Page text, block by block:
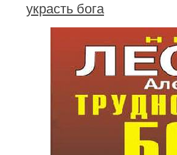
украсть бога